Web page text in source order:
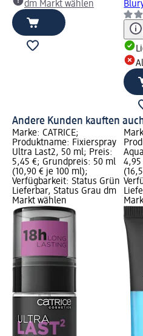
dm Markt wählen
Andere Kunden kauften
Marke: CATRICE;
Produktname: Fixierspray
Ultra Last2, 50 ml; Preis:
5,45 €; Grundpreis: 50 ml
(10,90 € je 100 ml);
Verfügbarkeit: Status Grün
Lieferbar, Status Grau dm
Markt wählen